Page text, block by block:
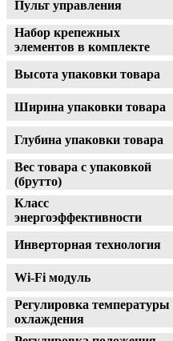
Пульт управления
Набор крепежных
элементов в комплекте
Высота упаковки товара
Ширина упаковки товара
Глубина упаковки товара
Вес товара с упаковкой
(брутто)
Класс
энергоэффективности
Инверторная технология
Wi-Fi модуль
Регулировка температуры
охлаждения